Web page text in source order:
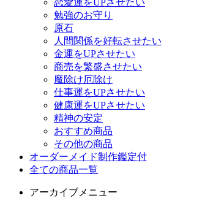
勉強のお守り
原石
人間関係を好転させたい
金運をUPさせたい
商売を繁盛させたい
魔除け厄除け
仕事運をUPさせたい
健康運をUPさせたい
精神の安定
おすすめ商品
その他の商品
オーダーメイド制作鑑定付
全ての商品一覧
アーカイブメニュー